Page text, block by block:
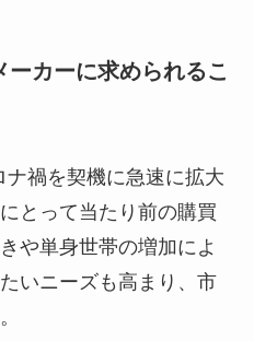
ーカーに求められるこ
禍を契機に急速に拡大
とって当たり前の購買
や単身世帯の増加によ
いニーズも高まり、市